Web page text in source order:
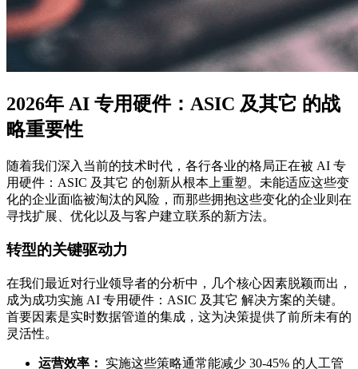
2026年 AI 专用硬件：ASIC 及其它 的战
略重要性
随着我们深入当前的技术时代，各行各业的格局正在被 AI 专
用硬件：ASIC 及其它 的创新从根本上重塑。未能适应这些变
化的企业面临被淘汰的风险，而那些拥抱这些变化的企业则在
寻找扩展、优化以及与客户建立联系的新方法。
转型的关键驱动力
在我们最近对行业领导者的分析中，几个核心因素脱颖而出，
成为成功实施 AI 专用硬件：ASIC 及其它 解决方案的关键。
首要因素是实时数据管道的集成，这为决策提供了前所未有的
灵活性。
运营效率：
实施这些策略通常能减少 30-45% 的人工管